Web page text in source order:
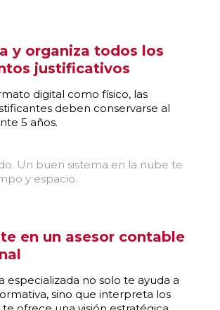
y organiza todos los
justificativos
digital como físico, las
deben conservarse al
5 años.
Un buen sistema en la nube te
y espacio.
en un asesor contable
especializada no solo te ayuda a
sino que interpreta los